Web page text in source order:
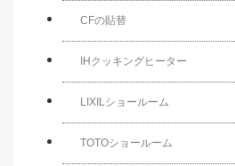
CFの貼替
IHクッキングヒーター
LIXILショールーム
TOTOショールーム